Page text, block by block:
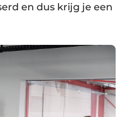
en dus krijg je een